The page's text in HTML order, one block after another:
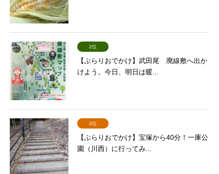
2位
【ぶらりおでかけ】武田尾 廃線敷へ出か
けよう。今日、明日は暖...
3位
【ぶらりおでかけ】宝塚から40分！一庫公
園（川西）に行ってみ...